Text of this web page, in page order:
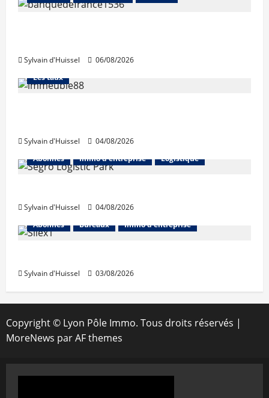
Sylvain d'Huissel 06/08/2026
Abonnés Financement
Les taux
Sylvain d'Huissel
04/08/2026
Abonnés
Immo d'entreprise Logistique
Sylvain d'Huissel
04/08/2026
Abonnés
Bureaux Immo d'entreprise
Sylvain d'Huissel 03/08/2026
Copyright © Lyon Pôle Immo. Tous droits réservés |
MoreNews par AF themes